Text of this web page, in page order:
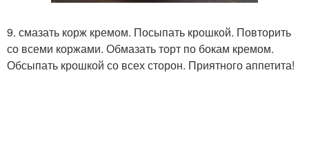
9. смазать корж кремом. Посыпать крошкой. Повторить
со всеми коржами. Обмазать торт по бокам кремом.
Обсыпать крошкой со всех сторон. Приятного аппетита!